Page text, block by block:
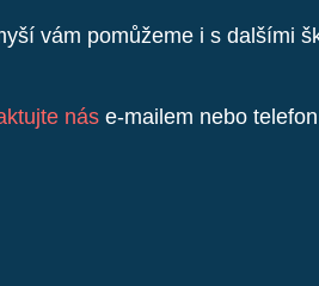
vám pomůžeme i s dalšími
nás e-mailem nebo